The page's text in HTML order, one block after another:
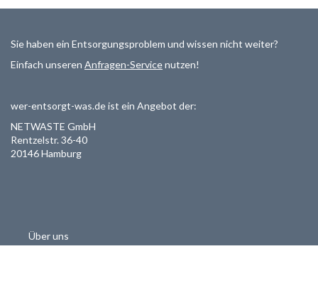
Sie haben ein Entsorgungsproblem und wissen nicht weiter?
Einfach unseren Anfragen-Servicenutzen!
wer-entsorgt-was.de ist ein Angebot der:
NETWASTE GmbH
Rentzelstr. 36-40
20146 Hamburg
Über uns